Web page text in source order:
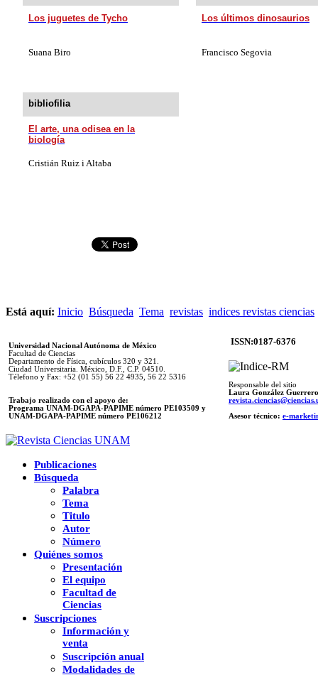
Los juguetes de Tycho Los últimos dinosaurios
Suana Biro Francisco Segovia
bibliofilia
El arte, una odisea en la
biología
Cristián Ruiz i Altaba
Está aquí: Inicio Búsqueda Tema revistas indices revistas ciencias
Universidad Nacional Autónoma de México
Facultad de Ciencias
Departamento de Física, cubículos 320 y 321.
Ciudad Universitaria. México, D.F., C.P. 04510.
Télefono y Fax: +52 (01 55) 56 22 4935, 56 22 5316
Trabajo realizado con el apoyo de:
Programa UNAM-DGAPA-PAPIME número PE103509 y
UNAM-DGAPA-PAPIME número PE106212
ISSN:0187-6376
Responsable del sitio
Laura González Guerrero
Asesor técnico: e-
Publicaciones
Búsqueda
Palabra
Tema
Titulo
Autor
Número
Quiénes somos
Presentación
El equipo
Facultad de
Ciencias
Suscripciones
Información y
venta
Suscripción anual
Modalidades de